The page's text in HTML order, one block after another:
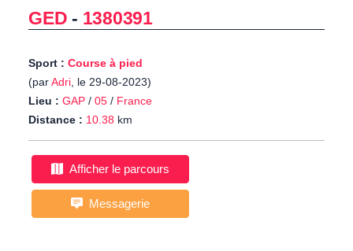
GED - 1380391
Sport : Course à pied
(parAdri, le 29-08-2023)
Lieu : GAP / 05 / France
Distance : 10.38 km
Afficher le parcours
Messagerie